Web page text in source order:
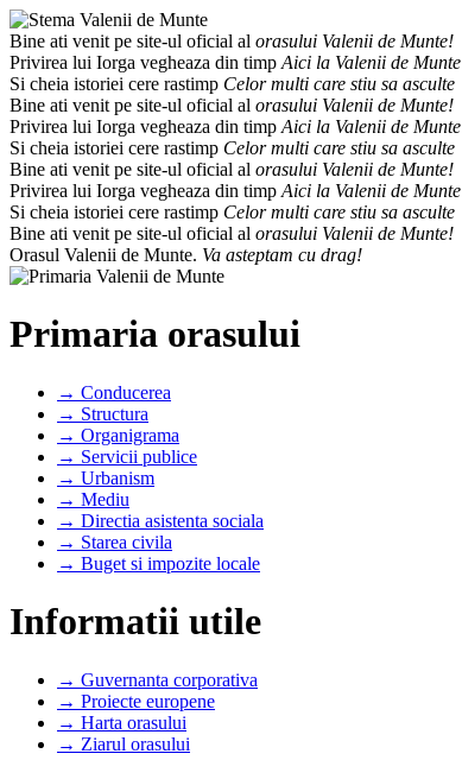
Bine ati venit pe site-ul oficial al orasului Valenii de Munte!
Privirea lui Iorga vegheaza din timp Aici la Valenii de Munte
Si cheia istoriei cere rastimp Celor multi care stiu sa asculte
Bine ati venit pe site-ul oficial al orasului Valenii de Munte!
Privirea lui Iorga vegheaza din timp Aici la Valenii de Munte
Si cheia istoriei cere rastimp Celor multi care stiu sa asculte
Bine ati venit pe site-ul oficial al orasului Valenii de Munte!
Privirea lui Iorga vegheaza din timp Aici la Valenii de Munte
Si cheia istoriei cere rastimp Celor multi care stiu sa asculte
Bine ati venit pe site-ul oficial al orasului Valenii de Munte!
Orasul Valenii de Munte. Va asteptam cu drag!
Primaria orasului
→ Conducerea
→ Structura
→ Organigrama
→ Servicii publice
→ Urbanism
→ Mediu
→ Directia asistenta sociala
→ Starea civila
→ Buget si impozite locale
Informatii utile
→ Guvernanta corporativa
→ Proiecte europene
→ Harta orasului
→ Ziarul orasului